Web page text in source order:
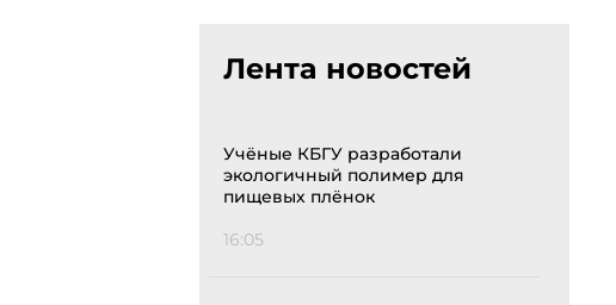
Лента новостей
Учёные КБГУ разработали
экологичный полимер для
пищевых плёнок
16:05